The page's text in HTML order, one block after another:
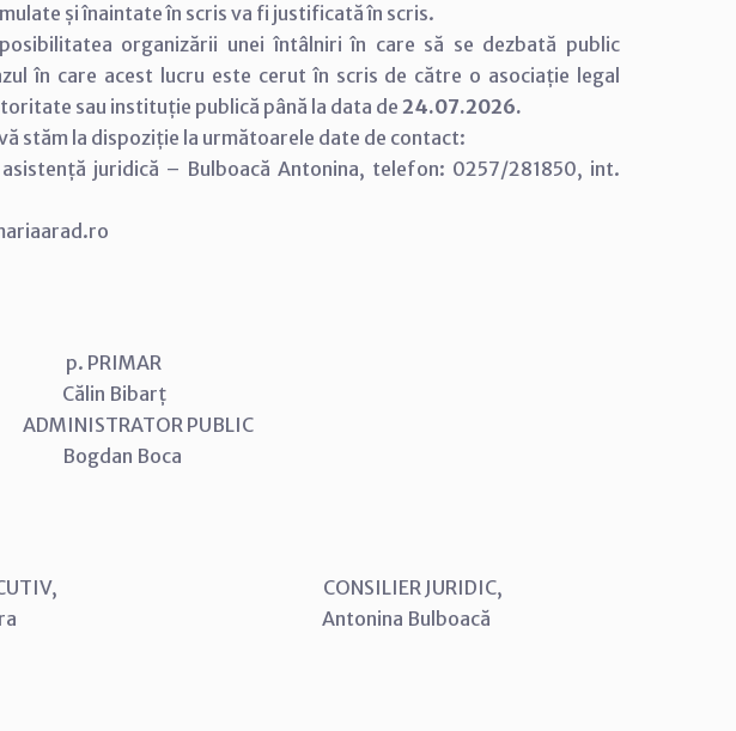
și înaintate în scris va fi justificată în scris.
organizării unei întâlniri în care să se dezbată public
în care acest lucru este cerut în scris de către o asociație legal
sau instituție publică până la data de 24.07.2026.
stăm la dispoziție la următoarele date de contact:
juridică – Bulboacă Antonina, telefon: 0257/281850, int.
PUBLIC
CONSILIER JURIDIC,
Antonina Bulboacă